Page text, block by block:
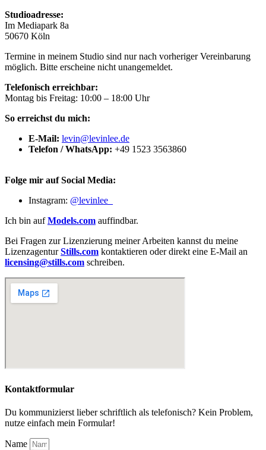
Studioadresse:
Im Mediapark 8a
50670 Köln
Termine in meinem Studio sind nur nach vorheriger Vereinbarung
möglich. Bitte erscheine nicht unangemeldet.
Telefonisch erreichbar:
Montag bis Freitag: 10:00 – 18:00 Uhr
So erreichst du mich:
E-Mail: levin@levinlee.de
Telefon / WhatsApp: +49 1523 3563860
Folge mir auf Social Media:
Instagram: @levinlee_
Ich bin aufModels.com auffindbar.
Bei Fragen zur Lizenzierung meiner Arbeiten kannst du meine
LizenzagenturStills.com kontaktieren oder direkt eine E-Mail an
licensing@stills.com schreiben.
Kontaktformular
Du kommunizierst lieber schriftlich als telefonisch? Kein Problem,
nutze einfach mein Formular!
Name